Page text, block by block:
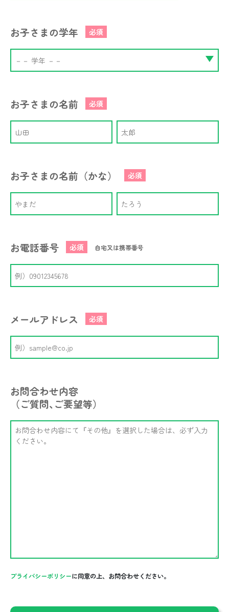
お子さまの学年 必須
お子さまの名前 必須
お子さまの名前（かな） 必須
お電話番号 必須 自宅又は携帯番号
メールアドレス 必須
お問合わせ内容
（ご質問､ご要望等）
プライバシーポリシーに同意の上、お問合わせください。